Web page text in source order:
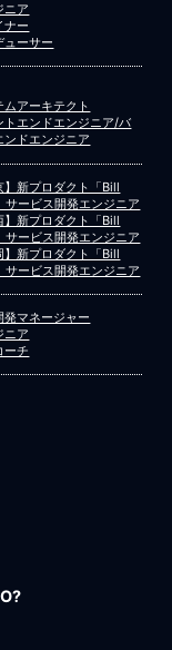
ニア
ナー
ューサー
ムアーキテクト
トエンドエンジニア/バ
ンドエンジニア
】新プロダクト「Bill
サービス開発エンジニア
】新プロダクト「Bill
サービス開発エンジニア
】新プロダクト「Bill
サービス開発エンジニア
発マネージャー
ニア
ーチ